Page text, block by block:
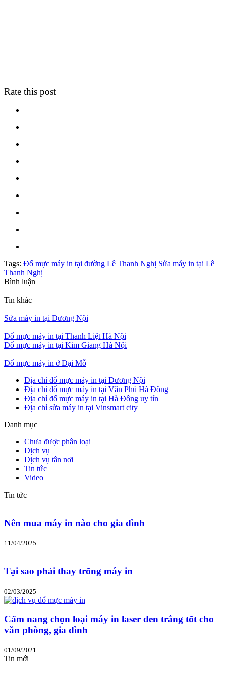
Rate this post
Tags: Đổ mực máy in tại đường Lê Thanh Nghị Sửa máy in tại Lê
Thanh Nghị
Bình luận
Tin khác
Sửa máy in tại Dương Nội
Đổ mực máy in tại Thanh Liệt Hà Nội
Đổ mực máy in tại Kim Giang Hà Nội
Đổ mực máy in ở Đại Mỗ
Địa chỉ đổ mực máy in tại Dương Nội
Địa chỉ đổ mực máy in tại Văn Phú Hà Đông
Địa chỉ đổ mực máy in tại Hà Đông uy tín
Địa chỉ sửa máy in tại Vinsmart city
Danh mục
Chưa được phân loại
Dịch vụ
Dịch vụ tân nơi
Tin tức
Video
Tin tức
Nên mua máy in nào cho gia đình
11/04/2025
Tại sao phải thay trống máy in
02/03/2025
Cẩm nang chọn loại máy in laser đen trắng tốt cho
văn phòng, gia đình
01/09/2021
Tin mới